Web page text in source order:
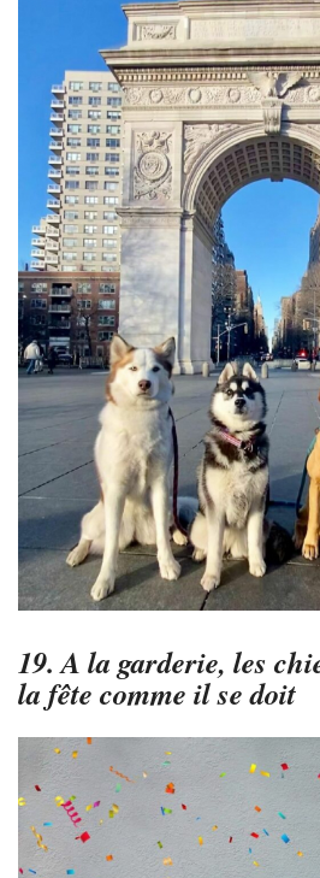
19. A la garderie, les
la fête comme il se doit